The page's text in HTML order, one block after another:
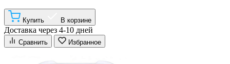
Купить В корзине
Доставка через 4-10 дней
Сравнить Избранное